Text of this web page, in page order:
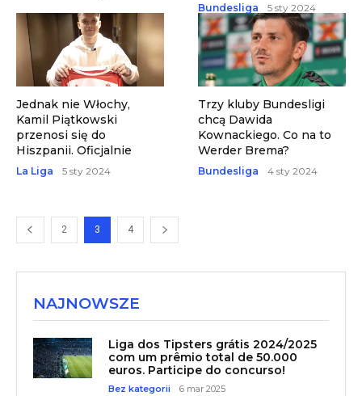
Bundesliga 5 sty 2024
Jednak nie Włochy,
Kamil Piątkowski
przenosi się do
Hiszpanii. Oficjalnie
La Liga 5 sty 2024
Trzy kluby Bundesligi
chcą Dawida
Kownackiego. Co na to
Werder Brema?
Bundesliga 4 sty 2024
2 3 4
NAJNOWSZE
Liga dos Tipsters grátis 2024/2025
com um prêmio total de 50.000
euros. Participe do concurso!
Bez kategorii 6 mar 2025